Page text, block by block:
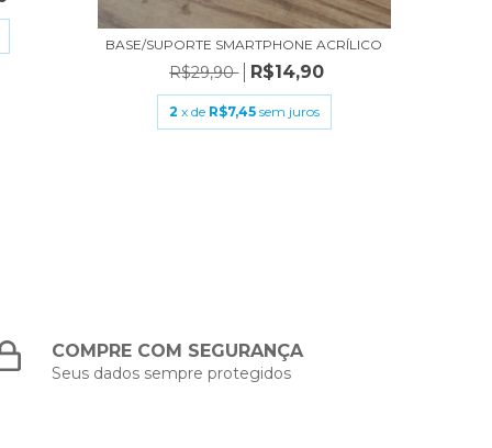
BASE/SUPORTE SMARTPHONE ACRÍLICO
R$29,90 R$14,90
2 x de R$7,45 sem juros
COMPRE COM SEGURANÇA
Seus dados sempre protegidos